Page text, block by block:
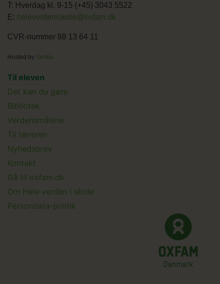
T: Hverdag kl. 9-15 (+45) 3043 5522
E: heleverdeniskole@oxfam.dk
CVR-nummer 88 13 64 11
Hosted by Sentia
Main
menu
Til eleven
Det kan du gøre
Bibliotek
Verdensmålene
Til læreren
Main
Submenu
Nyhedsbrev
Kontakt
Gå til oxfam.dk
Om Hele verden i skole
Persondata-politik